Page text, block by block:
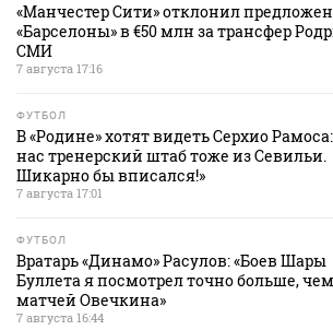
«Манчестер Сити» отклонил
«Барселоны» в €50 млн за трансфер
СМИ
7 августа 17:16
ФУТБОЛ
В «Родине» хотят видеть Серхио
нас тренерский штаб тоже из Севильи.
Шикарно бы вписался!»
7 августа 17:01
ФУТБОЛ
Вратарь «Динамо» Расулов: «Боев Шары
Буллета я посмотрел точно больше, чем
матчей Овечкина»
7 августа 16:44